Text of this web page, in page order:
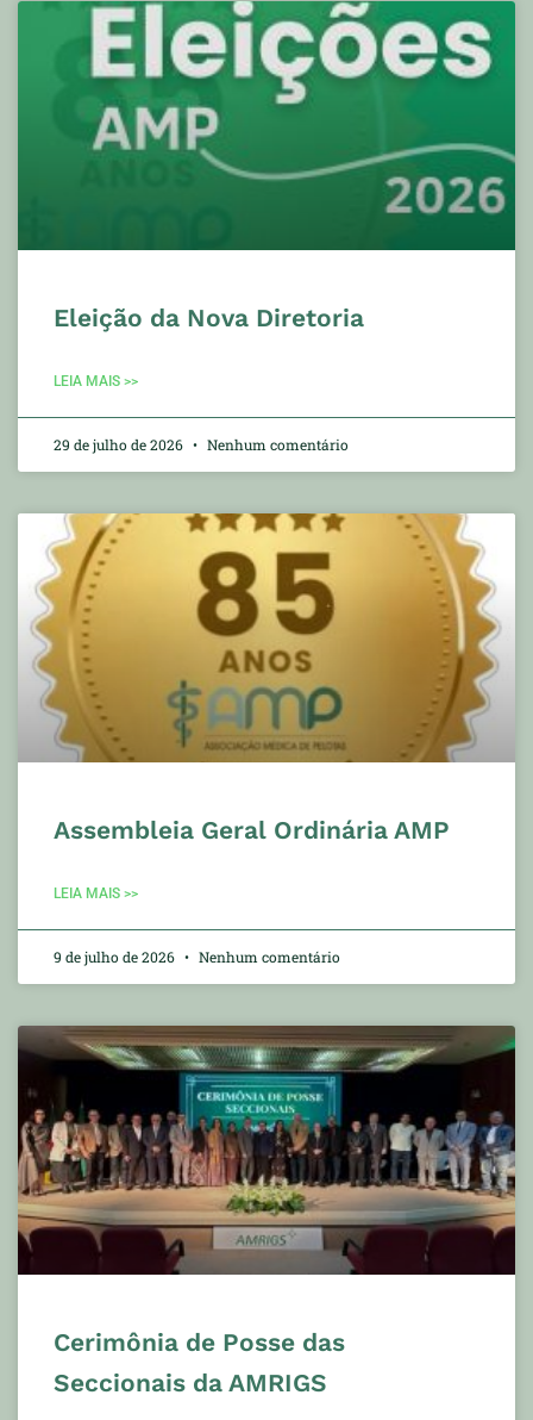
Eleição da Nova Diretoria
LEIA MAIS >>
29 de julho de 2026 Nenhum comentário
Assembleia Geral Ordinária AMP
LEIA MAIS >>
9 de julho de 2026 Nenhum comentário
Cerimônia de Posse das
Seccionais da AMRIGS